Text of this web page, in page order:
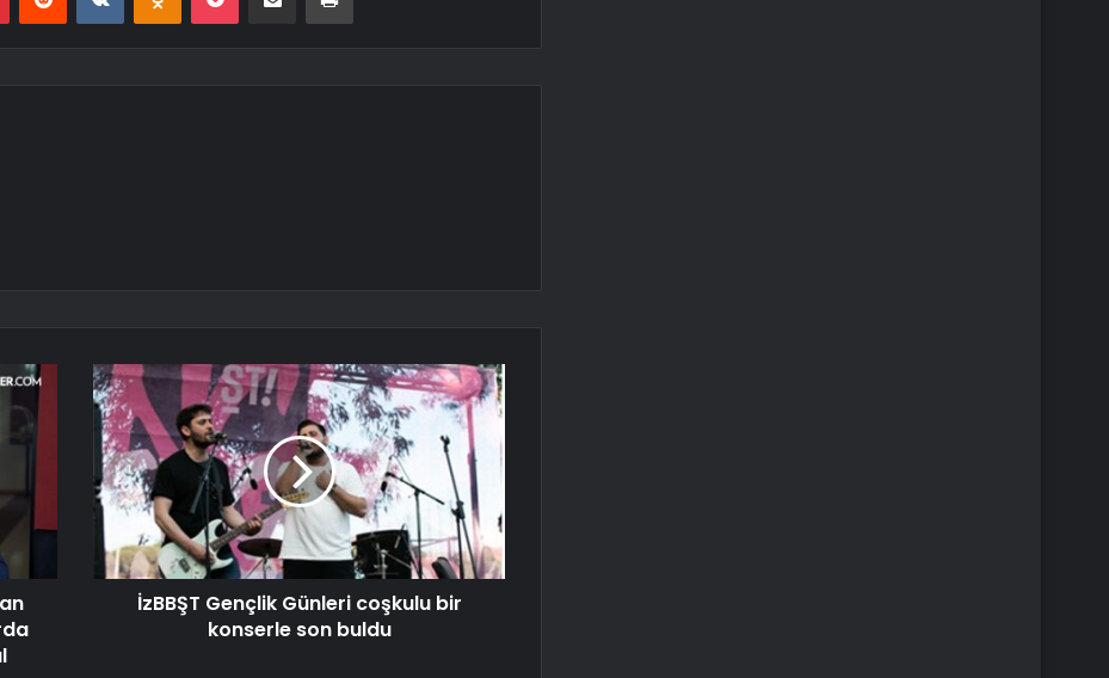
İzBBŞT Gençlik Günleri coşkulu bir
konserle son buldu